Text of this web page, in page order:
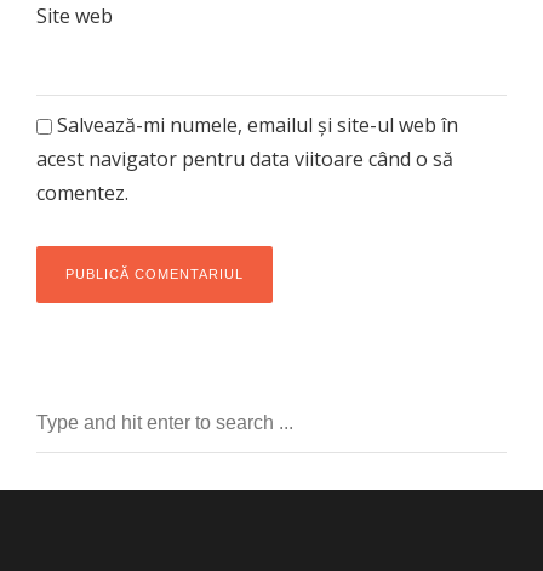
Site web
Salvează-mi numele, emailul și site-ul web în
acest navigator pentru data viitoare când o să
comentez.